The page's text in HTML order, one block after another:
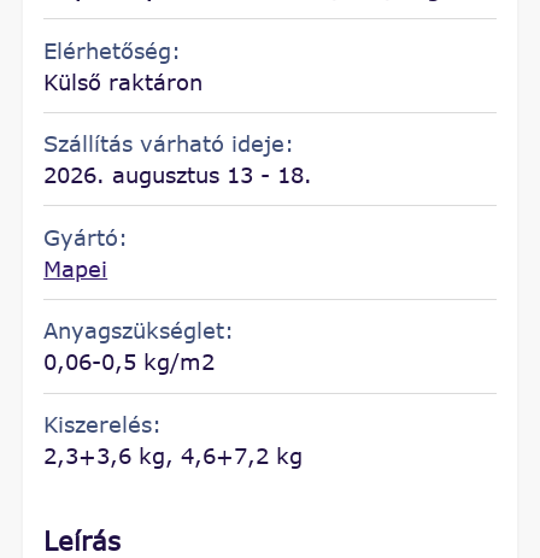
Elérhetőség:
Külső raktáron
Szállítás várható ideje:
2026. augusztus 13 - 18.
Gyártó:
Mapei
Anyagszükséglet:
0,06-0,5 kg/m2
Kiszerelés:
2,3+3,6 kg, 4,6+7,2 kg
Leírás